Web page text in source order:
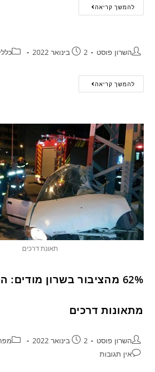
להמשך קריאה
השרון פוסט 2 בינואר 2022 כללי
להמשך קריאה
תאונת דרכים
62% מהציבור בשרון מודים:
מתאונות דרכים
השרון פוסט 2 בינואר 2022
אין תגובות